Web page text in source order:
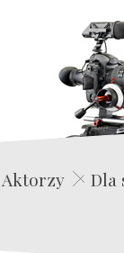
Aktorzy Dla